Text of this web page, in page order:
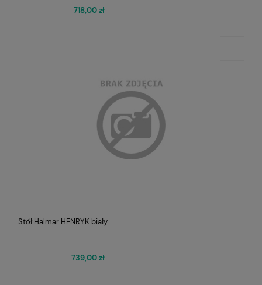
718,00 zł
Stół Halmar HENRYK biały
739,00 zł